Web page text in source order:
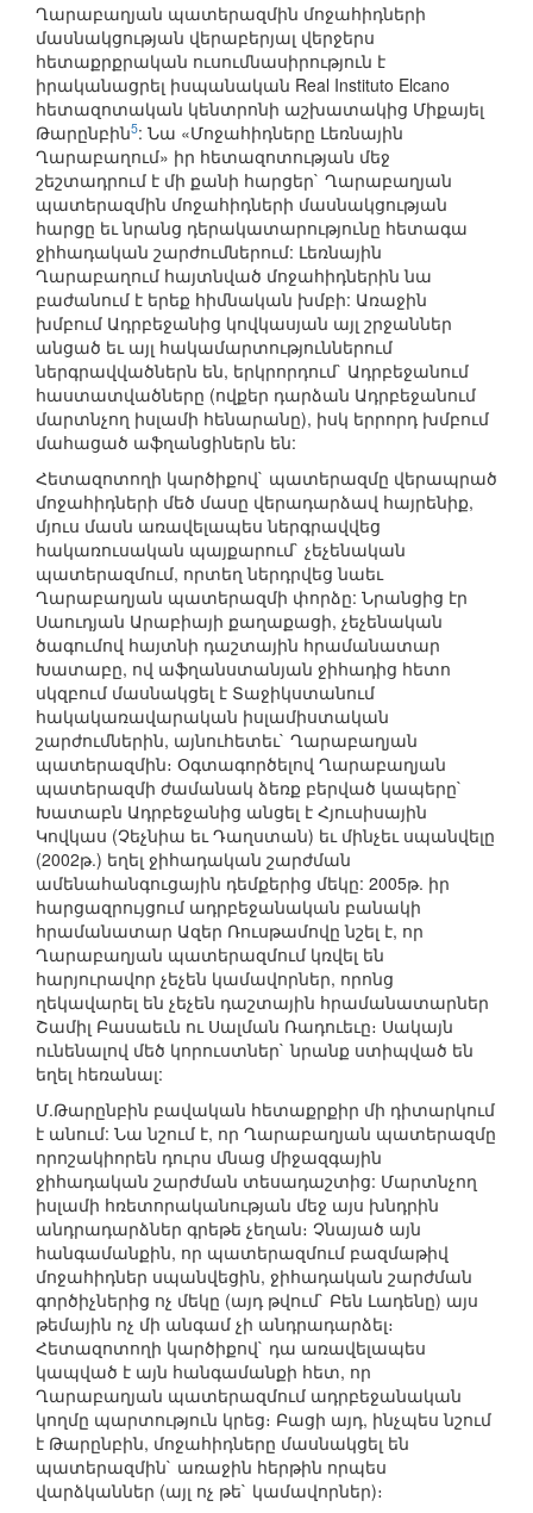
Ղարաբաղյան պատերազմին մոջահիդների
մասնակցության վերաբերյալ վերջերս
հետաքրքրական ուսումնասիրություն է
իրականացրել իսպանական Real Instituto Elcano
հետազոտական կենտրոնի աշխատակից Միքայել
Թարընբին5: Նա «Մոջահիդները Լեռնային
Ղարաբաղում» իր հետազոտության մեջ
շեշտադրում է մի քանի հարցեր` Ղարաբաղյան
պատերազմին մոջահիդների մասնակցության
հարցը եւ նրանց դերակատարությունը հետագա
ջիհադական շարժումներում: Լեռնային
Ղարաբաղում հայտնված մոջահիդներին նա
բաժանում է երեք հիմնական խմբի: Առաջին
խմբում Ադրբեջանից կովկասյան այլ շրջաններ
անցած եւ այլ հակամարտություններում
ներգրավվածներն են, երկրորդում` Ադրբեջանում
հաստատվածները (ովքեր դարձան Ադրբեջանում
մարտնչող իսլամի հենարանը), իսկ երրորդ խմբում
մահացած աֆղանցիներն են:
Հետազոտողի կարծիքով` պատերազմը վերապրած
մոջահիդների մեծ մասը վերադարձավ հայրենիք,
մյուս մասն առավելապես ներգրավվեց
հակառուսական պայքարում` չեչենական
պատերազմում, որտեղ ներդրվեց նաեւ
Ղարաբաղյան պատերազմի փորձը: Նրանցից էր
Սաուդյան Արաբիայի քաղաքացի, չեչենական
ծագումով հայտնի դաշտային հրամանատար
Խատաբը, ով աֆղանստանյան ջիհադից հետո
սկզբում մասնակցել է Տաջիկստանում
հակակառավարական իսլամիստական
շարժումներին, այնուհետեւ` Ղարաբաղյան
պատերազմին։ Օգտագործելով Ղարաբաղյան
պատերազմի ժամանակ ձեռք բերված կապերը`
Խատաբն Ադրբեջանից անցել է Հյուսիսային
Կովկաս (Չեչնիա եւ Դաղստան) եւ մինչեւ սպանվելը
(2002թ.) եղել ջիհադական շարժման
ամենահանգուցային դեմքերից մեկը: 2005թ. իր
հարցազրույցում ադրբեջանական բանակի
հրամանատար Ազեր Ռուսթամովը նշել է, որ
Ղարաբաղյան պատերազմում կռվել են
հարյուրավոր չեչեն կամավորներ, որոնց
ղեկավարել են չեչեն դաշտային հրամանատարներ
Շամիլ Բասաեւն ու Սալման Ռադուեւը։ Սակայն
ունենալով մեծ կորուստներ` նրանք ստիպված են
եղել հեռանալ:
Մ.Թարընբին բավական հետաքրքիր մի դիտարկում
է անում: Նա նշում է, որ Ղարաբաղյան պատերազմը
որոշակիորեն դուրս մնաց միջազգային
ջիհադական շարժման տեսադաշտից: Մարտնչող
իսլամի հռետորականության մեջ այս խնդրին
անդրադարձներ գրեթե չեղան։ Չնայած այն
հանգամանքին, որ պատերազմում բազմաթիվ
մոջահիդներ սպանվեցին, ջիհադական շարժման
գործիչներից ոչ մեկը (այդ թվում` Բեն Լադենը) այս
թեմային ոչ մի անգամ չի անդրադարձել։
Հետազոտողի կարծիքով` դա առավելապես
կապված է այն հանգամանքի հետ, որ
Ղարաբաղյան պատերազմում ադրբեջանական
կողմը պարտություն կրեց։ Բացի այդ, ինչպես նշում
է Թարընբին, մոջահիդները մասնակցել են
պատերազմին` առաջին հերթին որպես
վարձկաններ (այլ ոչ թե` կամավորներ)։